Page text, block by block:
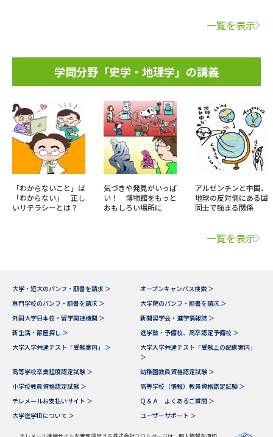
一覧を表示
学問分野「史学・地理学」の講義
「わからないこと」は
「わからない」 正し
いリテラシーとは？
気づきや発見がいっぱ
い！ 博物館をもっと
おもしろい場所に
アルゼンチンと中国、
地球の反対側にある国
同士で強まる関係
一覧を表示
大学・短大のパンフ・願書を請求 ＞
オープンキャンパス検索 ＞
専門学校のパンフ・願書を請求 ＞
大学院のパンフ・願書を請求 ＞
外国大学日本校・留学関連機関 ＞
新聞奨学会・進学情報誌 ＞
新生活・部屋探し ＞
進学塾・予備校、高卒認定予備校 ＞
大学入学共通テスト「受験案内」 ＞
大学入学共通テスト「受験上の配慮案内」
＞
高等学校卒業程度認定試験 ＞
幼稚園教員資格認定試験 ＞
小学校教員資格認定試験 ＞
高等学校（情報）教員資格認定試験 ＞
テレメールお支払いサイト ＞
Ｑ＆Ａ よくあるご質問 ＞
大学進学IDについて ＞
ユーザーサポート ＞